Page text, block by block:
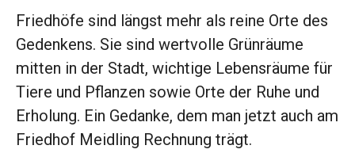
Friedhöfe sind längst mehr als reine Orte des
Gedenkens. Sie sind wertvolle Grünräume
mitten in der Stadt, wichtige Lebensräume für
Tiere und Pflanzen sowie Orte der Ruhe und
Erholung. Ein Gedanke, dem man jetzt auch am
Friedhof Meidling Rechnung trägt.